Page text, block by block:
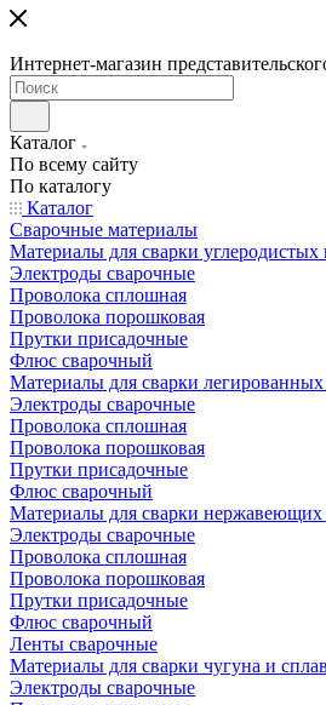
Интернет-магазин
Каталог
По всему сайту
По каталогу
Каталог
Сварочные материалы
Материалы для сварки углеродистых
Электроды сварочные
Проволока сплошная
Проволока порошковая
Прутки присадочные
Флюс сварочный
Материалы для сварки
Электроды сварочные
Проволока сплошная
Проволока порошковая
Прутки присадочные
Флюс сварочный
Материалы для сварки нержавеющих
Электроды сварочные
Проволока сплошная
Проволока порошковая
Прутки присадочные
Флюс сварочный
Ленты сварочные
Материалы для сварки чугуна и
Электроды сварочные